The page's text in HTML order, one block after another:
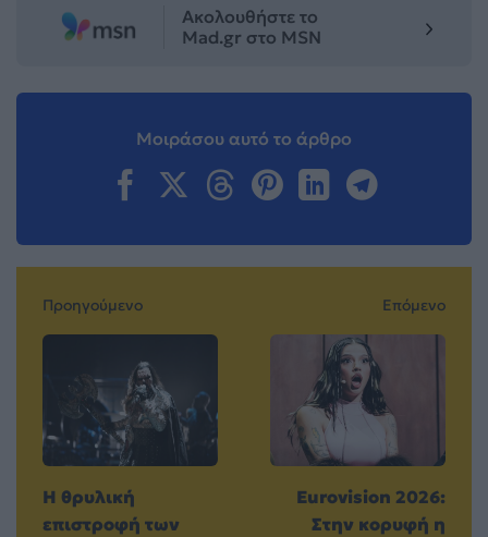
Ακολουθήστε το
Mad.gr στο MSN
Μοιράσου αυτό το άρθρο
Προηγούμενο
Η θρυλική
επιστροφή των
Επόμενο
Eurovision 2026:
Στην κορυφή η